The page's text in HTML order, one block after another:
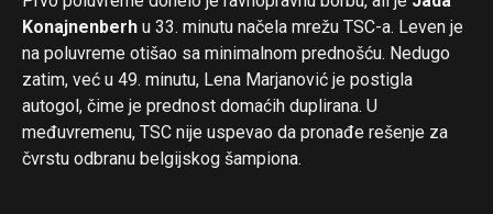
Konajnenberh u 33. minutu načela mrežu TSC-a. Leven je
na poluvreme otišao sa minimalnom prednošću. Nedugo
zatim, već u 49. minutu, Lena Marjanović je postigla
autogol, čime je prednost domaćih duplirana. U
međuvremenu, TSC nije uspevao da pronađe rešenje za
čvrstu odbranu belgijskog šampiona.